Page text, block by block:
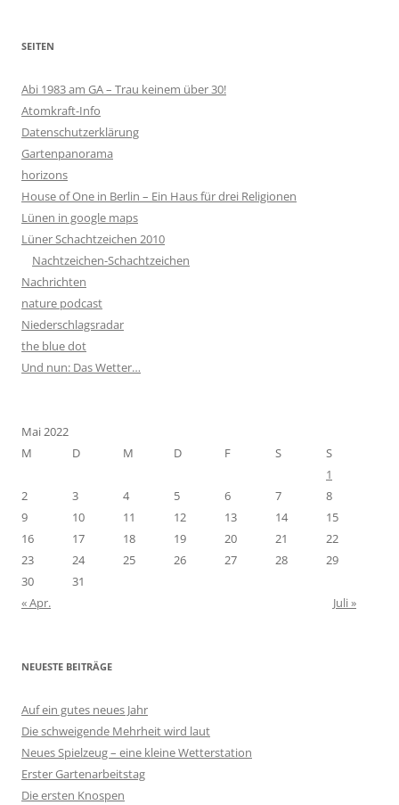
SEITEN
Abi 1983 am GA – Trau keinem über 30!
Atomkraft-Info
Datenschutzerklärung
Gartenpanorama
horizons
House of One in Berlin – Ein Haus für drei Religionen
Lünen in google maps
Lüner Schachtzeichen 2010
Nachtzeichen-Schachtzeichen
Nachrichten
nature podcast
Niederschlagsradar
the blue dot
Und nun: Das Wetter…
Mai 2022
M
D M D F S
S
1
2
3 4 5 6 7
8
9
10 11 12 13 14
15
16
17 18 19 20 21
22
23
24 25 26 27 28
29
30
31
« Apr.
Juli »
NEUESTE BEITRÄGE
Auf ein gutes neues Jahr
Die schweigende Mehrheit wird laut
Neues Spielzeug – eine kleine Wetterstation
Erster Gartenarbeitstag
Die ersten Knospen